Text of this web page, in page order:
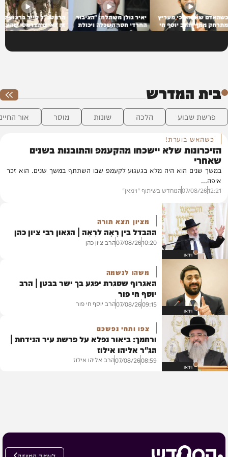
הרמטכ"ל סייר
זה האיום הדרמטי
לחמאס
יאיר גולן משתלח: "הציבור
החרדי חסר השכלה ויכולת
פיזית"
כשהאדם שאתה הכי מעריץ
מתרחק ממך | הרב יוסף חי
פור
בית המדרש
פרשת שבוע הלכה שונות מוסר אור
וידאו
מציון תצא תורה
ההבדל בין רָאָה לרְאֵה | הגאון רבי ציון כהן
10:20
07/08/26הרב ציון כהן
וידאו
משהו לנשמה
האגרוף שסגרת יפגע בך ישר בבטן | הרב
יוסף חי פור
09:15
07/08/26הרב יוסף חי פור
וידאו
צפו ותחי נפשכם
ורחמך: ביאור נפלא על פרשת עיר הנידחת |
הג"ר אליהו אילוז
08:59
07/08/26הרב אליהו אילוז
וידאו
כשהאש בוערת!
הזיכרונות שלא יישכחו מהקעמפ והתובנות בשנים
שאחרי
במשך שנים הוא היה מלא בגעגוע לקעמפ שבו השתתף במשך שנים. הוא זכר
איפה...
12:21
07/08/26המחדש בשיתוף "וימאן"